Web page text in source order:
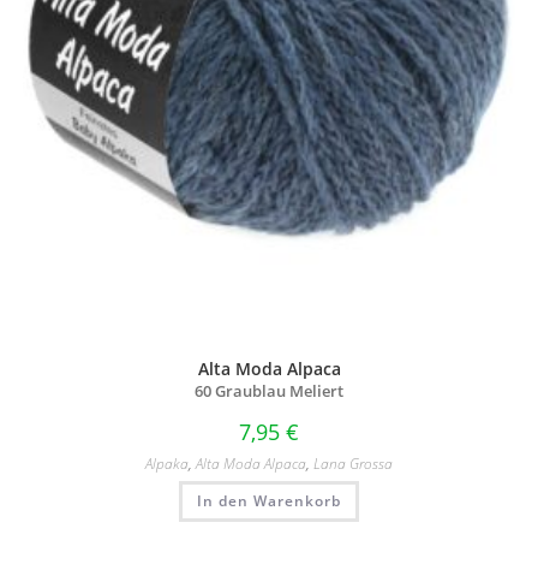
Alta Moda Alpaca
60 Graublau Meliert
7,95 €
Alpaka,Alta Moda Alpaca, Lana Grossa
In den Warenkorb